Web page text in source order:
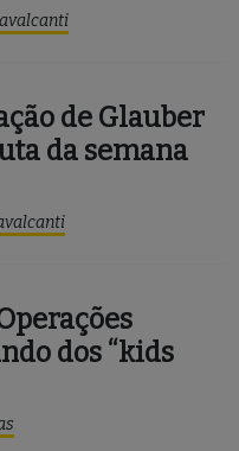
de Glauber
da semana
dos “kids